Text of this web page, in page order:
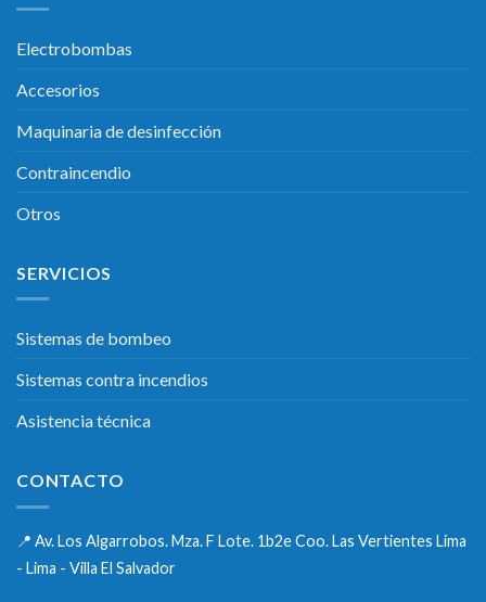
Electrobombas
Accesorios
Maquinaria de desinfección
Contraincendio
Otros
SERVICIOS
Sistemas de bombeo
Sistemas contra incendios
Asistencia técnica
CONTACTO
📍 Av. Los Algarrobos. Mza. F Lote. 1b2e Coo. Las Vertientes Lima
- Lima - Villa El Salvador